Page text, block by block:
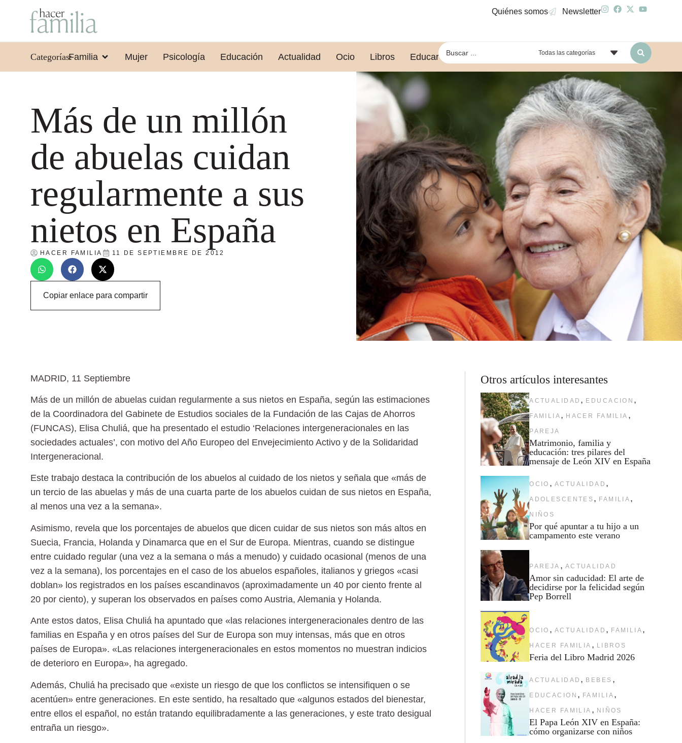
Quiénes somos Newsletter
Categorías:Familia Mujer Psicología Educación Actualidad Ocio Libros Educar leyendo Todas las categorías
Más de un millón
de abuelas cuidan
regularmente a sus
nietos en España
HACER FAMILIA 11 DE SEPTIEMBRE DE 2012
Copiar enlace para compartir
MADRID, 11 Septiembre
Más de un millón de abuelas cuidan regularmente a sus nietos en España, según las estimaciones
de la Coordinadora del Gabinete de Estudios sociales de la Fundación de las Cajas de Ahorros
(FUNCAS), Elisa Chuliá, que ha presentado el estudio ‘Relaciones intergeneracionales en las
sociedades actuales’, con motivo del Año Europeo del Envejecimiento Activo y de la Solidaridad
Intergeneracional.
Este trabajo destaca la contribución de los abuelos al cuidado de los nietos y señala que «más de
un tercio de las abuelas y más de una cuarta parte de los abuelos cuidan de sus nietos en España,
al menos una vez a la semana».
Asimismo, revela que los porcentajes de abuelos que dicen cuidar de sus nietos son más altos en
Suecia, Francia, Holanda y Dinamarca que en el Sur de Europa. Mientras, cuando se distingue
entre cuidado regular (una vez a la semana o más a menudo) y cuidado ocasional (menos de una
vez a la semana), los porcentajes en el caso de los abuelos españoles, italianos y griegos «casi
doblan» los registrados en los países escandinavos (aproximadamente un 40 por ciento frente al
20 por ciento), y superan los observados en países como Austria, Alemania y Holanda.
Ante estos datos, Elisa Chuliá ha apuntado que «las relaciones intergeneracionales dentro de las
familias en España y en otros países del Sur de Europa son muy intensas, más que en otros
países de Europa». «Las relaciones intergeneracionales en estos momentos no muestran indicios
de deterioro en Europa», ha agregado.
Además, Chuliá ha precisado que «existe un riesgo de que los conflictos se intensifiquen o se
acentúen» entre generaciones. En este sentido, ha resaltado que «algunos estados del bienestar,
entre ellos el español, no están tratando equilibradamente a las generaciones, y este trato desigual
entraña un riesgo».
Otros artículos interesantes
ACTUALIDAD , EDUCACION ,
FAMILIA , HACER FAMILIA ,
PAREJA
Matrimonio, familia y
educación: tres pilares del
mensaje de León XIV en España
OCIO , ACTUALIDAD ,
ADOLESCENTES , FAMILIA ,
NIÑOS
Por qué apuntar a tu hijo a un
campamento este verano
PAREJA , ACTUALIDAD
Amor sin caducidad: El arte de
decidirse por la felicidad según
Pep Borrell
OCIO , ACTUALIDAD , FAMILIA ,
HACER FAMILIA , LIBROS
Feria del Libro Madrid 2026
ACTUALIDAD , BEBES ,
EDUCACION , FAMILIA ,
HACER FAMILIA , NIÑOS
El Papa León XIV en España:
cómo organizarse con niños